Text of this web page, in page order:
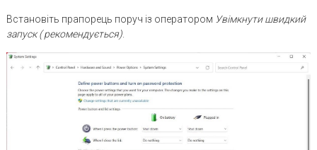
Встановіть прапорець поруч із оператором Увімкнути швидкий
запуск ( рекомендується).